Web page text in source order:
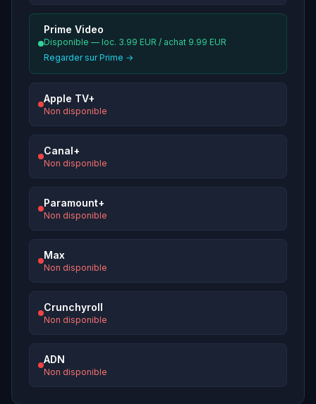
Prime Video
Disponible — loc. 3.99 EUR / achat 9.99 EUR
Regarder sur Prime →
Apple TV+
Non disponible
Canal+
Non disponible
Paramount+
Non disponible
Max
Non disponible
Crunchyroll
Non disponible
ADN
Non disponible